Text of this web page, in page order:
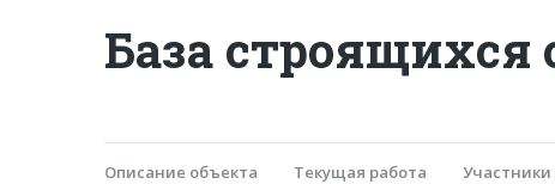
База строящихся
Описание объекта Текущая работа Участники